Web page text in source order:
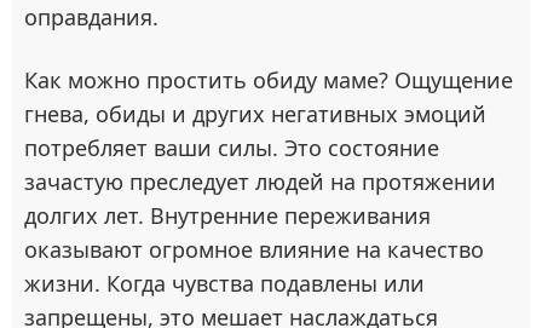
оправдания.
Как можно простить обиду маме? Ощущение
гнева, обиды и других негативных эмоций
потребляет ваши силы. Это состояние
зачастую преследует людей на протяжении
долгих лет. Внутренние переживания
оказывают огромное влияние на качество
жизни. Когда чувства подавлены или
запрещены, это мешает наслаждаться